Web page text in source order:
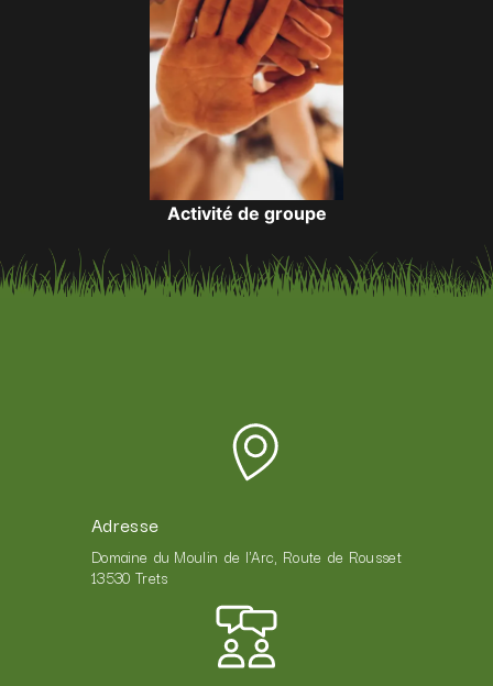
Activité de groupe
Adresse
Domaine du Moulin de l'Arc, Route de Rousset
13530 Trets